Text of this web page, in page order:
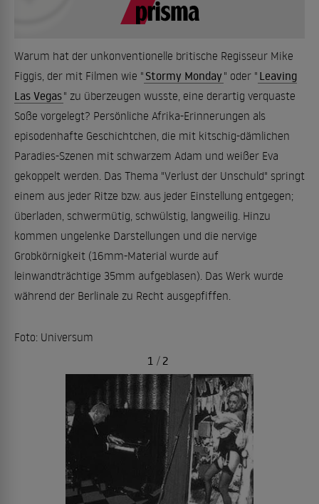
Warum hat der unkonventionelle britische Regisseur Mike
Figgis, der mit Filmen wie " Stormy Monday " oder " Leaving
Las Vegas" zu überzeugen wusste, eine derartig verquaste
Soße vorgelegt? Persönliche Afrika-Erinnerungen als
episodenhafte Geschichtchen, die mit kitschig-dämlichen
Paradies-Szenen mit schwarzem Adam und weißer Eva
gekoppelt werden. Das Thema "Verlust der Unschuld" springt
einem aus jeder Ritze bzw. aus jeder Einstellung entgegen;
überladen, schwermütig, schwülstig, langweilig. Hinzu
kommen ungelenke Darstellungen und die nervige
Grobkörnigkeit (16mm-Material wurde auf
leinwandträchtige 35mm aufgeblasen). Das Werk wurde
während der Berlinale zu Recht ausgepfiffen.
Foto: Universum
1 / 2